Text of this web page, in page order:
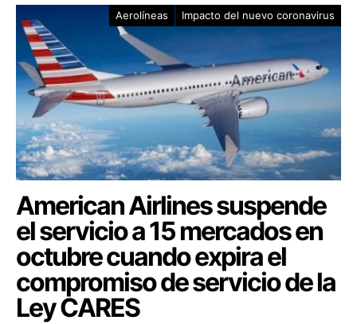
Aerolíneas Impacto del nuevo coronavirus
American Airlines suspende
el servicio a 15 mercados en
octubre cuando expira el
compromiso de servicio de la
Ley CARES